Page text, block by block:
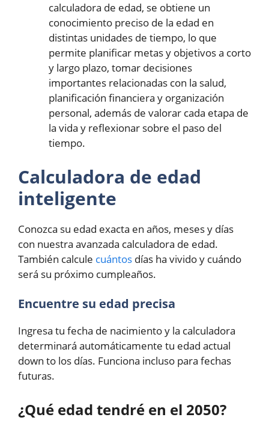
calculadora de edad, se obtiene un
conocimiento preciso de la edad en
distintas unidades de tiempo, lo que
permite planificar metas y objetivos a corto
y largo plazo, tomar decisiones
importantes relacionadas con la salud,
planificación financiera y organización
personal, además de valorar cada etapa de
la vida y reflexionar sobre el paso del
tiempo.
Calculadora de edad
inteligente
Conozca su edad exacta en años, meses y días
con nuestra avanzada calculadora de edad.
También calcule cuántos días ha vivido y cuándo
será su próximo cumpleaños.
Encuentre su edad precisa
Ingresa tu fecha de nacimiento y la calculadora
determinará automáticamente tu edad actual
down to los días. Funciona incluso para fechas
futuras.
¿Qué edad tendré en el 2050?